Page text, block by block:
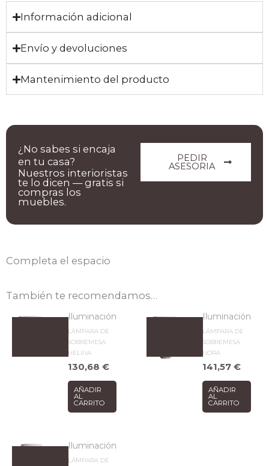
Información adicional
Envío y devoluciones
Mantenimiento del producto
PEDIR
ASESORIA
¿No sabes si encaja
en tu casa?
Nuestros interioristas
te lo dicen — gratis si
compras los
muebles.
Completa el espacio
También te recomendamos…
Iluminación
LÁMPARA DE
SOBREMESA
HELINA
130,68€
AÑADIR
AL
CARRITO
Iluminación
LÁMPARA DE
SOBREMESA
NORA
141,57€
AÑADIR
AL
CARRITO
Iluminación
LÁMPARA DE